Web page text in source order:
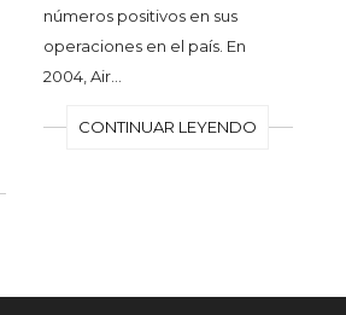
números positivos en sus
operaciones en el país. En
2004, Air…
CONTINUAR LEYENDO